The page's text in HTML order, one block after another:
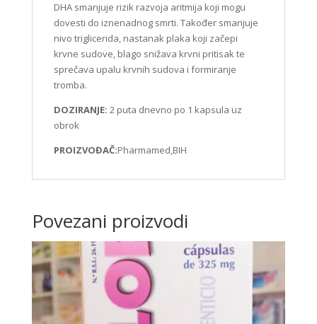
DHA smanjuje rizik razvoja aritmija koji mogu
dovesti do iznenadnog smrti. Također smanjuje
nivo triglicerida, nastanak plaka koji začepi
krvne sudove, blago snižava krvni pritisak te
sprečava upalu krvnih sudova i formiranje
tromba.
DOZIRANJE: 2 puta dnevno po 1 kapsula uz
obrok
PROIZVOĐAČ:Pharmamed,BIH
Povezani proizvodi